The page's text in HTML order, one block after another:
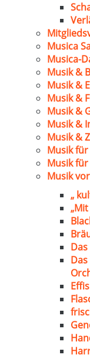
Musica
Musica-
Musik &
Musik &
Musik &
Musik &
Musik &
Musik &
Musik
Musik
Musik
„